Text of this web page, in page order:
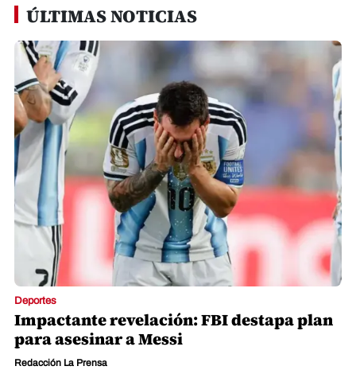
ÚLTIMAS NOTICIAS
Deportes
Impactante revelación: FBI destapa plan
para asesinar a Messi
Redacción La Prensa